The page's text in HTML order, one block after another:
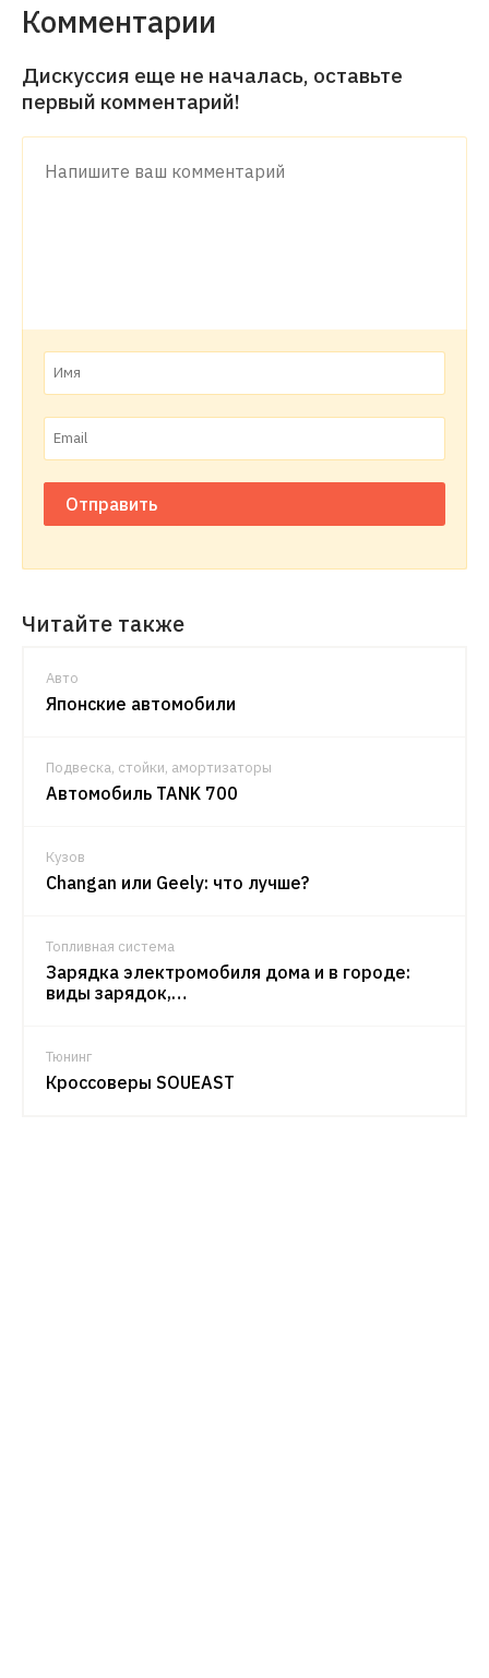
Комментарии
Дискуссия еще не началась, оставьте
первый комментарий!
Отправить
Читайте также
Авто
Японские автомобили
Подвеска, стойки, амортизаторы
Автомобиль TANK 700
Кузов
Changan или Geely: что лучше?
Топливная система
Зарядка электромобиля дома и в городе:
виды зарядок,…
Тюнинг
Кроссоверы SOUEAST